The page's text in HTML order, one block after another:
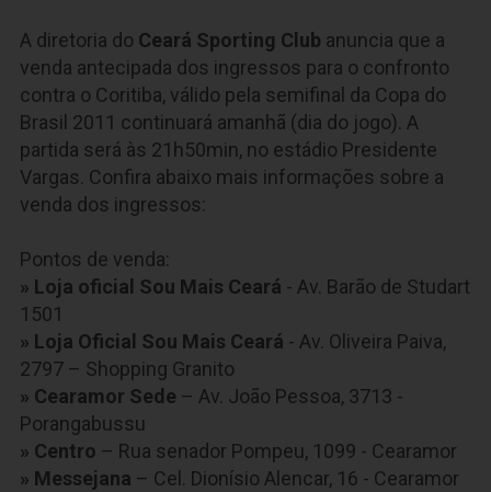
A diretoria do Ceará Sporting Club anuncia que a
venda antecipada dos ingressos para o confronto
contra o Coritiba, válido pela semifinal da Copa do
Brasil 2011 continuará amanhã (dia do jogo). A
partida será às 21h50min, no estádio Presidente
Vargas. Confira abaixo mais informações sobre a
venda dos ingressos:
Pontos de venda:
» Loja oficial Sou Mais Ceará - Av. Barão de Studart
1501
» Loja Oficial Sou Mais Ceará - Av. Oliveira Paiva,
2797 – Shopping Granito
» Cearamor Sede – Av. João Pessoa, 3713 -
Porangabussu
» Centro – Rua senador Pompeu, 1099 - Cearamor
» Messejana – Cel. Dionísio Alencar, 16 - Cearamor